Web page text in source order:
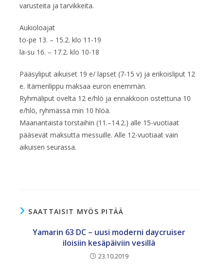
varusteita ja tarvikkeita.
Aukioloajat
to-pe 13. – 15.2. klo 11-19
la-su 16. – 17.2. klo 10-18
Pääsyliput aikuiset 19 e/ lapset (7-15 v) ja erikoisliput 12
e. Itämerilippu maksaa euron enemmän.
Ryhmäliput ovelta 12 e/hlö ja ennakkoon ostettuna 10
e/hlö, ryhmässä min 10 hlöä.
Maanantaista torstaihin (11.–14.2.) alle 15-vuotiaat
pääsevät maksutta messuille. Alle 12-vuotiaat vain
aikuisen seurassa.
SAATTAISIT MYÖS PITÄÄ
Yamarin 63 DC – uusi moderni daycruiser
iloisiin kesäpäiviin vesillä
23.10.2019